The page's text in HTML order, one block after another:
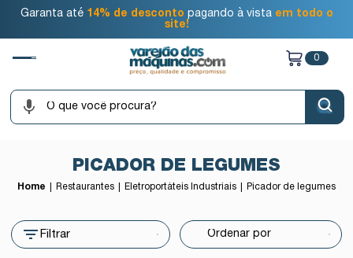
Garanta até 14% de desconto pagando à vista em todo o
site!
0
PICADOR DE LEGUMES
Home Restaurantes Eletroportáteis Industriais Picador de legumes
Filtrar